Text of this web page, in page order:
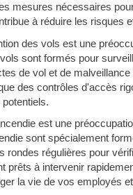
mesures nécessaires
à réduire les risques
des vols est une
sont formés pour
de vol et de
des contrôles d'accès
est une
sont spécialement
rondes régulières pour
prêts à intervenir
la vie de vos employés